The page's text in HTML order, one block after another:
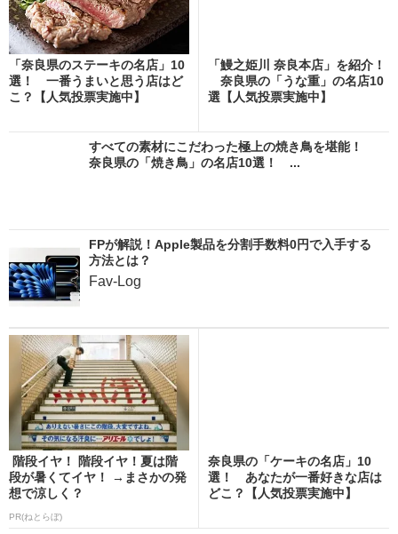
「奈良県のステーキの名店」10
選！ 一番うまいと思う店はど
こ？【人気投票実施中】
「鰻之姫川 奈良本店」を紹介！
奈良県の「うな重」の名店10
選【人気投票実施中】
すべての素材にこだわった極上の焼き鳥を堪能！
奈良県の「焼き鳥」の名店10選！ ...
FPが解説！Apple製品を分割手数料0円で入手する
方法とは？
Fav-Log
階段イヤ！ 階段イヤ！夏は階
段が暑くてイヤ！ →まさかの発
想で涼しく？
PR(ねとらぼ)
奈良県の「ケーキの名店」10
選！ あなたが一番好きな店は
どこ？【人気投票実施中】